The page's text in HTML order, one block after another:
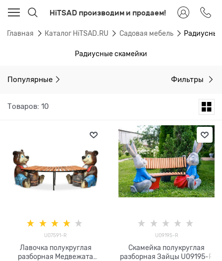
HiTSAD производим и продаем!
Главная Каталог HiTSAD.RU Садовая мебель
Радиусные скамейки
Популярные Фильтры
Товаров: 10
U07591-R
Лавочка полукруглая
разборная Медвежата
U09195-R
Скамейка полукруглая
разборная Зайцы U09195-R